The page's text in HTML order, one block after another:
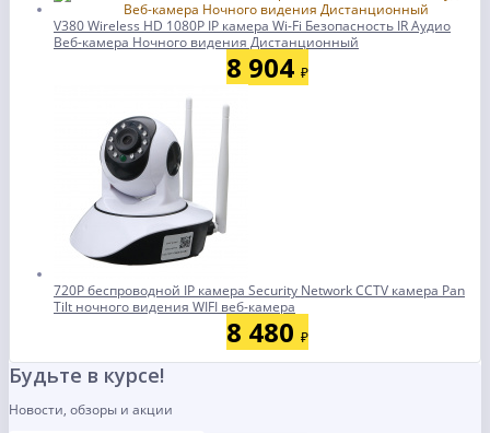
V380 Wireless HD 1080P IP камера Wi-Fi Безопасность IR Аудио
Веб-камера Ночного видения Дистанционный
8 904 ₽
720P беспроводной IP камера Security Network CCTV камера Pan
Tilt ночного видения WIFI веб-камера
8 480 ₽
Будьте в курсе!
Новости, обзоры и акции